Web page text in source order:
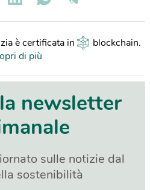
è certificata in blockchain.
di più
newsletter
sulle notizie dal
sostenibilità